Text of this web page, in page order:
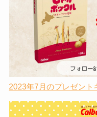
2023年7月のプレゼント